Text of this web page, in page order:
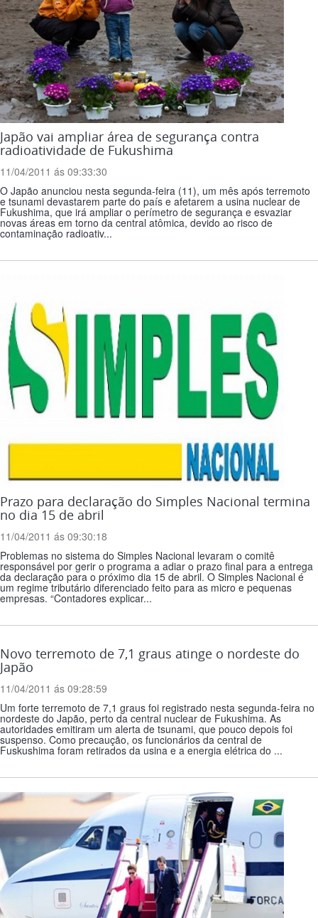
Japão vai ampliar área de segurança contra
radioatividade de Fukushima
11/04/2011 ás 09:33:30
O Japão anunciou nesta segunda-feira (11), um mês após terremoto
e tsunami devastarem parte do país e afetarem a usina nuclear de
Fukushima, que irá ampliar o perímetro de segurança e esvaziar
novas áreas em torno da central atômica, devido ao risco de
contaminação radioativ...
Prazo para declaração do Simples Nacional termina
no dia 15 de abril
11/04/2011 ás 09:30:18
Problemas no sistema do Simples Nacional levaram o comitê
responsável por gerir o programa a adiar o prazo final para a entrega
da declaração para o próximo dia 15 de abril. O Simples Nacional é
um regime tributário diferenciado feito para as micro e pequenas
empresas. “Contadores explicar...
Novo terremoto de 7,1 graus atinge o nordeste do
Japão
11/04/2011 ás 09:28:59
Um forte terremoto de 7,1 graus foi registrado nesta segunda-feira no
nordeste do Japão, perto da central nuclear de Fukushima. As
autoridades emitiram um alerta de tsunami, que pouco depois foi
suspenso. Como precaução, os funcionários da central de
Fuskushima foram retirados da usina e a energia elétrica do ...